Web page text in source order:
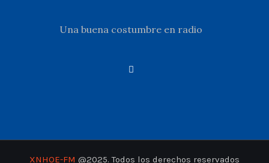
Una buena costumbre en radio
XNHOE-FM @2025. Todos los derechos reservados